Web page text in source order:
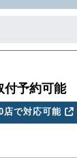
付予約可能
店で対応可能